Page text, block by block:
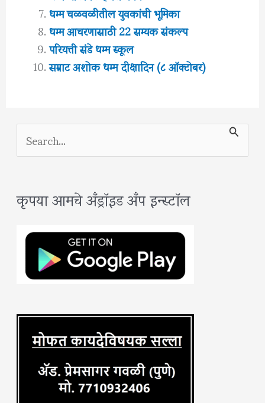
धम्म चळवळीतील युवकांची भूमिका
धम्म आचरणासाठी 22 सम्यक संकल्प
परियत्ती संडे धम्म स्कूल
सम्राट अशोक धम्म दीक्षादिन (८ ऑक्टोबर)
S
e
r
c
:
कृपया आमचे अँड्रॉइड अँप इन्स्टॉल